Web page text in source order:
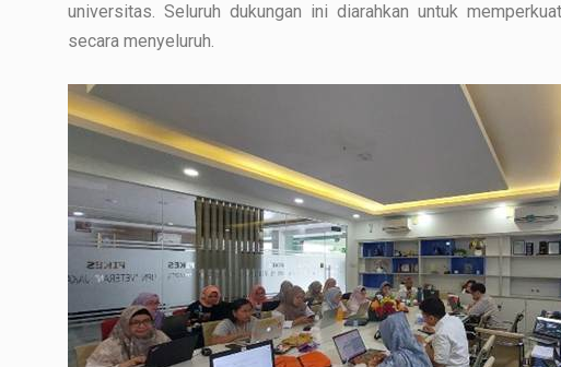
universitas. Seluruh dukungan ini diarahkan untuk
secara menyeluruh.